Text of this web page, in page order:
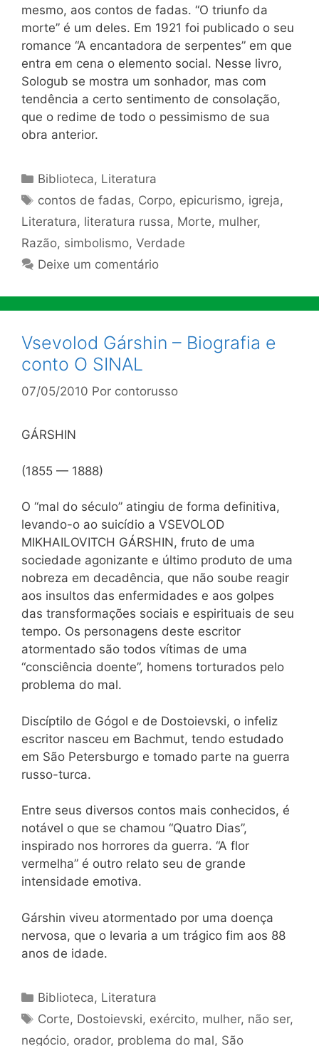
mesmo, aos contos de fadas. “O triunfo da
morte” é um deles. Em 1921 foi publicado o seu
romance “A encantadora de serpentes” em que
entra em cena o elemento social. Nesse livro,
Sologub se mostra um sonhador, mas com
tendência a certo sentimento de consolação,
que o redime de todo o pessimismo de sua
obra anterior.
Categorias
Biblioteca, Literatura
Tags
contos de fadas, Corpo, epicurismo, igreja,
Literatura, literatura russa, Morte, mulher,
Razão, simbolismo, Verdade
Deixe um comentário
Vsevolod Gárshin – Biografia e
conto O SINAL
07/05/2010 Por contorusso
GÁRSHIN
(1855 — 1888)
O “mal do século” atingiu de forma definitiva,
levando-o ao suicídio a VSEVOLOD
MIKHAILOVITCH GÁRSHIN, fruto de uma
sociedade agonizante e último produto de uma
nobreza em decadência, que não soube reagir
aos insultos das enfermidades e aos golpes
das transformações sociais e espirituais de seu
tempo. Os personagens deste escritor
atormentado são todos vítimas de uma
“consciência doente”, homens torturados pelo
problema do mal.
Discíptilo de Gógol e de Dostoievski, o infeliz
escritor nasceu em Bachmut, tendo estudado
em São Petersburgo e tomado parte na guerra
russo-turca.
Entre seus diversos contos mais conhecidos, é
notável o que se chamou “Quatro Dias”,
inspirado nos horrores da guerra. “A flor
vermelha” é outro relato seu de grande
intensidade emotiva.
Gárshin viveu atormentado por uma doença
nervosa, que o levaria a um trágico fim aos 88
anos de idade.
Categorias
Biblioteca, Literatura
Tags
Corte, Dostoievski, exército, mulher, não ser,
negócio, orador, problema do mal, São